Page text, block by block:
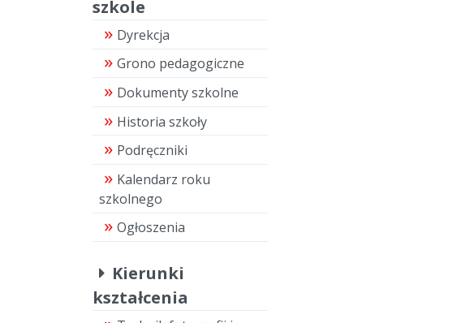
szkole
Dyrekcja
Grono pedagogiczne
Dokumenty szkolne
Historia szkoły
Podręczniki
Kalendarz roku
szkolnego
Ogłoszenia
Kierunki
kształcenia